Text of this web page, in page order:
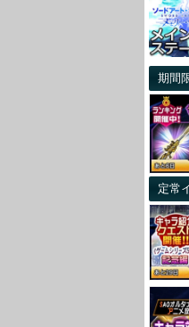
期間
定常